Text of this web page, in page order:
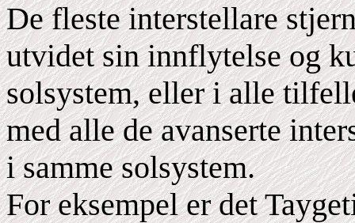
De fleste interstellare
utvidet sin innflytelse og
solsystem, eller i alle
med alle de avanserte
i samme solsystem.
For eksempel er det